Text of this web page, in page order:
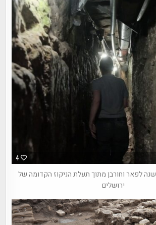
4
עדויות בנות 2000 שנה לפאר וחורבן מתוך תעלת הניקוז הקדומה של
ירושלים